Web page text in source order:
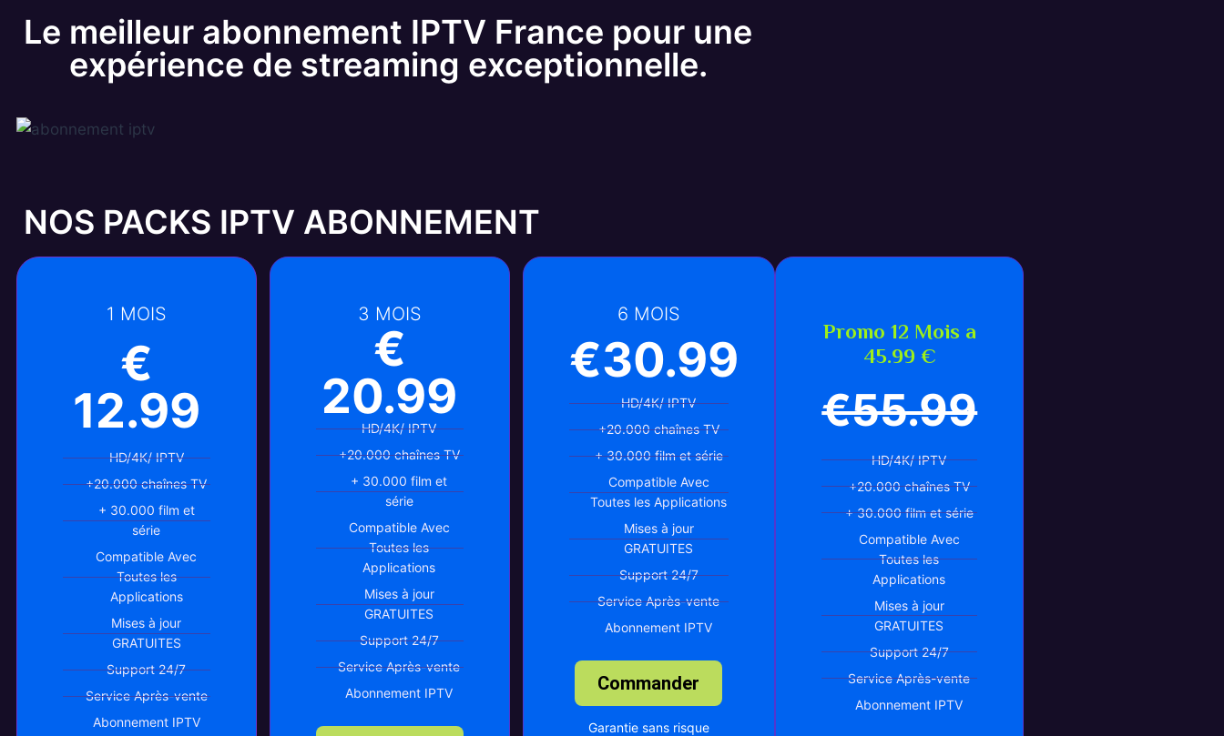
Le meilleur abonnement IPTV France pour une
expérience de streaming exceptionnelle.
NOS PACKS IPTV ABONNEMENT
1 MOIS
€
12.99
HD/4K/ IPTV
+20.000 chaînes TV
+ 30.000 film et
série
Compatible Avec
Toutes les
Applications
Mises à jour
GRATUITES
Support 24/7
Service Après-vente
Abonnement IPTV
3 MOIS
€
20.99
HD/4K/ IPTV
+20.000 chaînes TV
+ 30.000 film et
série
Compatible Avec
Toutes les
Applications
Mises à jour
GRATUITES
Support 24/7
Service Après-vente
Abonnement IPTV
6 MOIS
€30.99
HD/4K/ IPTV
+20.000 chaînes TV
+ 30.000 film et série
Compatible Avec
Toutes les Applications
Mises à jour
GRATUITES
Support 24/7
Service Après-vente
Abonnement IPTV
Commander
Garantie sans risque
Promo 12 Mois a
45.99 €
€55.99
HD/4K/ IPTV
+20.000 chaînes TV
+ 30.000 film et série
Compatible Avec
Toutes les
Applications
Mises à jour
GRATUITES
Support 24/7
Service Après-vente
Abonnement IPTV